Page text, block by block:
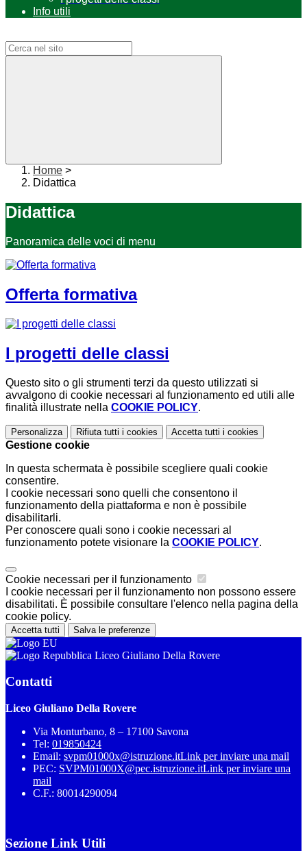
Info utili
Home >
Didattica
Didattica
Panoramica delle voci di menu
Offerta formativa
I progetti delle classi
Questo sito o gli strumenti terzi da questo utilizzati si
avvalgono di cookie necessari al funzionamento ed utili alle
finalità illustrate nella COOKIE POLICY.
Personalizza Rifiuta tutti i cookies Accetta tutti i cookies
Gestione cookie
In questa schermata è possibile scegliere quali cookie
consentire.
I cookie necessari sono quelli che consentono il
funzionamento della piattaforma e non è possibile
disabilitarli.
Per conoscere quali sono i cookie necessari al
funzionamento potete visionare la COOKIE POLICY.
Cookie necessari per il funzionamento
I cookie necessari per il funzionamento non possono essere
disabilitati. È possibile consultare l'elenco nella pagina della
cookie policy.
Accetta tutti Salva le preferenze
Liceo Giuliano Della Rovere
Contatti
Liceo Giuliano Della Rovere
Via Monturbano, 8 – 17100 Savona
Tel: 019850424
Email: svpm01000x@istruzione.itLink per inviare una mail
PEC: SVPM01000X@pec.istruzione.itLink per inviare una
mail
C.F.: 80014290094
Sezione Link Utili